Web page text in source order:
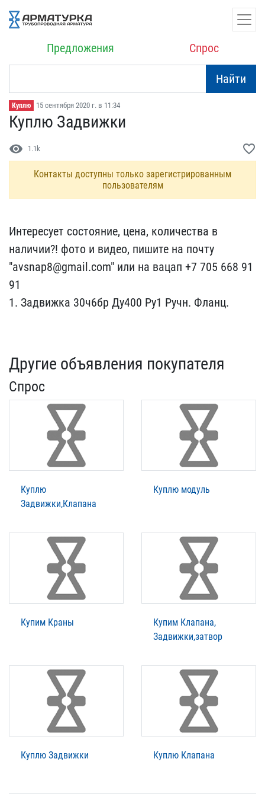
Предложения Спрос
Найти
Куплю 15 сентября 2020 г. в 11:34
Куплю Задвижки
visibility 1.1k favorite_border
Контакты доступны только зарегистрированным
пользователям
Интересует состояние, це​на, количества в
наличии​?! фото и видео, пишите ​на почту
"avsnap8@gmail.​com" или на вацап +7 705​ 668 91
91
1. Задвижка 3​0ч6бр Ду400 Ру1 Ручн. Ф​ланц.
Другие объявления покупателя
Спрос
Куплю
Задвижки,Клапана
Куплю модуль
Купим Краны
Купим Клапана,
Задвижки,затвор
Куплю Задвижки Куплю Клапана